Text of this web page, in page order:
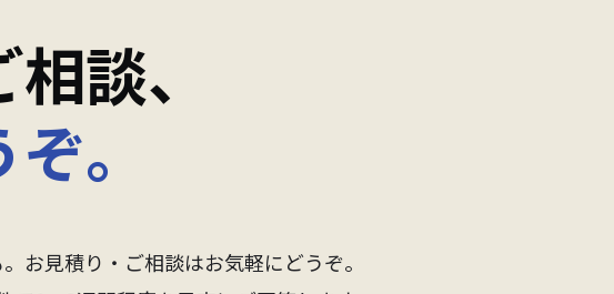
談、
。
お見積り・ご相談はお気軽にどうぞ。